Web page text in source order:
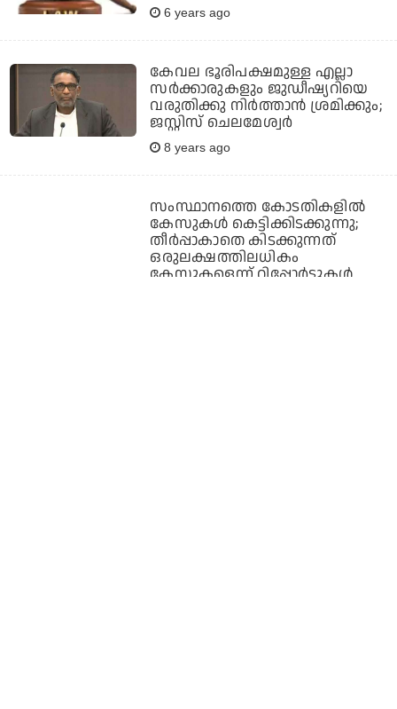
6 years ago
കേവല ഭൂരിപക്ഷമുള്ള എല്ലാ
സര്‍ക്കാരുകളും ജുഡീഷ്യറിയെ
വരുതിക്കു നിര്‍ത്താന്‍ ശ്രമിക്കും;
ജസ്റ്റിസ് ചെലമേശ്വര്‍
8 years ago
സംസ്ഥാനത്തെ കോടതികളില്‍
കേസുകള്‍ കെട്ടിക്കിടക്കുന്നു;
തീര്‍പ്പാകാതെ കിടക്കുന്നത്
ഒരുലക്ഷത്തിലധികം
കേസുകളെന്ന് റിപ്പോര്‍ട്ടുകള്‍